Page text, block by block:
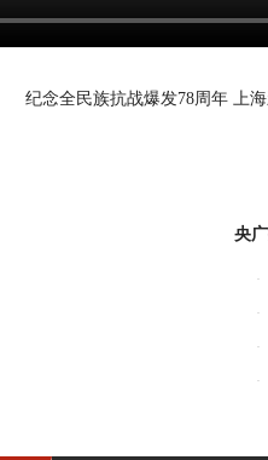
纪念全民族抗战爆发78周年 上
央